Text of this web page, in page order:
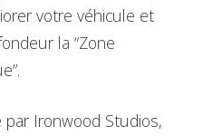
votre véhicule et
la “Zone
Ironwood Studios,